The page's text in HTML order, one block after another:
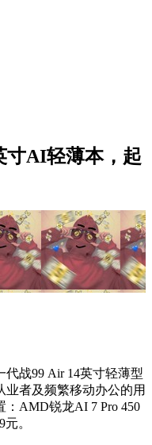
寸AI轻薄本，起
代战99 Air 14英寸轻薄型
者及频繁移动办公的用
：AMD锐龙AI 7 Pro 450
。